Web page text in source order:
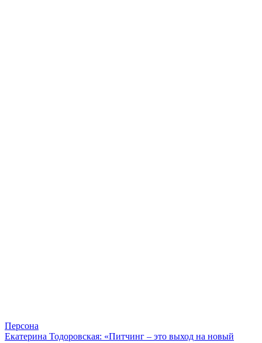
Персона
Екатерина Тодоровская: «Питчинг – это выход на новый